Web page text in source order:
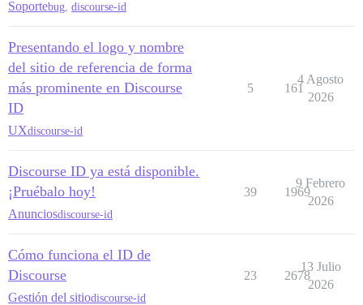
Soportebug discourse-id
Presentando el logo y nombre
del sitio de referencia de forma
más prominente en Discourse
ID
UXdiscourse-id
5 161
4 Agosto
2026
Discourse ID ya está disponible.
¡Pruébalo hoy!
Anunciosdiscourse-id
39 1969
9 Febrero
2026
Cómo funciona el ID de
Discourse
Gestión del sitiodiscourse-id
23 2678
13 Julio
2026